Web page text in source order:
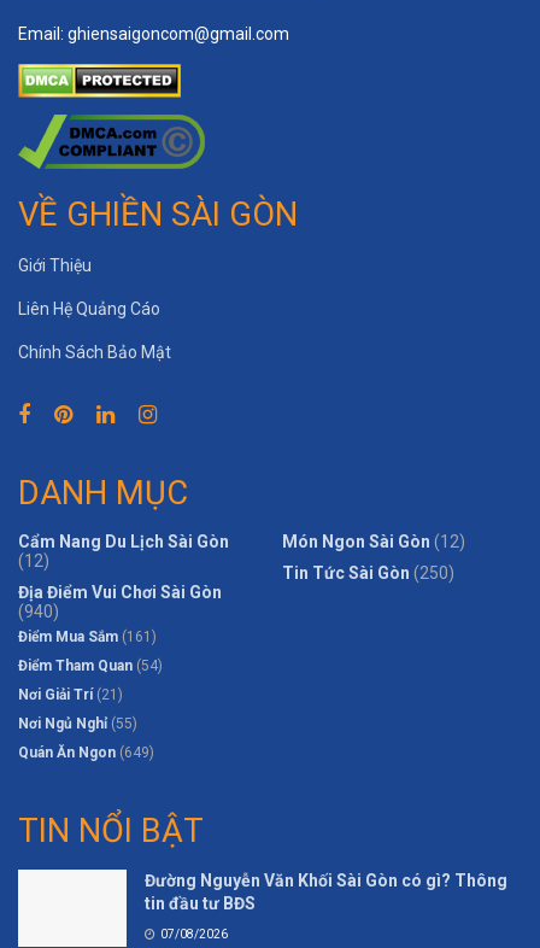
Email: ghiensaigoncom@gmail.com
VỀ GHIỀN SÀI GÒN
Giới Thiệu
Liên Hệ Quảng Cáo
Chính Sách Bảo Mật
DANH MỤC
Cẩm Nang Du Lịch Sài Gòn
(12)
Địa Điểm Vui Chơi Sài Gòn
(940)
Điểm Mua Sắm (161)
Điểm Tham Quan (54)
Nơi Giải Trí(21)
Nơi Ngủ Nghỉ (55)
Quán Ăn Ngon (649)
Món Ngon Sài Gòn (12)
Tin Tức Sài Gòn (250)
TIN NỔI BẬT
Đường Nguyễn Văn Khối Sài Gòn có gì? Thông
tin đầu tư BĐS
07/08/2026